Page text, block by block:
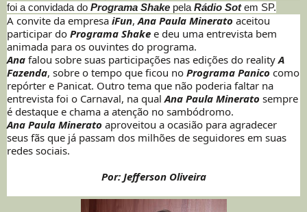
foi a convidada do Programa Shake pela Rádio Sotem SP.
A convite da empresa iFun,Ana Paula Minerato aceitou
participar do Programa Shake e deu uma entrevista bem
animada para os ouvintes do programa.
Ana falou sobre suas participações nas edições do realityA
Fazenda, sobre o tempo que ficou no Programa Panico como
repórter e Panicat. Outro tema que não poderia faltar na
entrevista foi o Carnaval, na qual Ana Paula Minerato sempre
é destaque e chama a atenção no sambódromo.
Ana Paula Minerato aproveitou a ocasião para agradecer
seus fãs que já passam dos milhões de seguidores em suas
redes sociais.
Por: Jefferson Oliveira